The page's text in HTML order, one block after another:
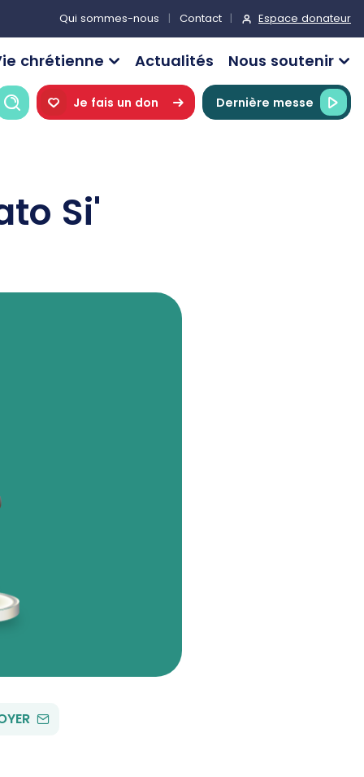
Qui sommes-nous Contact Espace donateur
chrétienne Actualités Nous soutenir
RechercheJe fais un don Dernière messe
Si'
PAR